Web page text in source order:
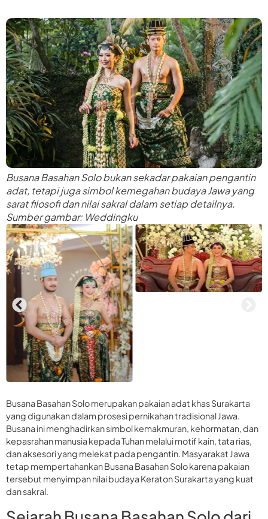
Busana Basahan Solo bukan sekadar pakaian pengantin
adat, tetapi juga simbol kemegahan budaya Jawa yang
sarat filosofi dan nilai sakral dalam setiap detailnya.
Sumber gambar: Weddingku
Busana Basahan Solo merupakan pakaian adat khas Surakarta
yang digunakan dalam prosesi pernikahan tradisional Jawa.
Busana ini menghadirkan simbol kemakmuran, kehormatan, dan
kepasrahan manusia kepada Tuhan melalui motif kain, tata rias,
dan aksesori yang melekat pada pengantin. Masyarakat Jawa
tetap mempertahankan Busana Basahan Solo karena pakaian
tersebut menyimpan nilai budaya Keraton Surakarta yang kuat
dan sakral.